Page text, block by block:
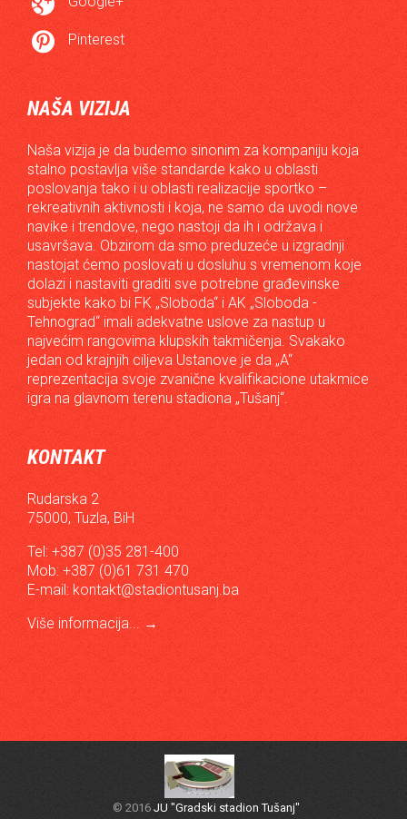
 Pinterest
NAŠA VIZIJA
Naša vizija je da budemo sinonim za kompaniju koja
stalno postavlja više standarde kako u oblasti
poslovanja tako i u oblasti realizacije sportko –
rekreativnih aktivnosti i koja, ne samo da uvodi nove
navike i trendove, nego nastoji da ih i održava i
usavršava. Obzirom da smo preduzeće u izgradnji
nastojat ćemo poslovati u dosluhu s vremenom koje
dolazi i nastaviti graditi sve potrebne građevinske
subjekte kako bi FK „Sloboda“ i AK „Sloboda -
Tehnograd“ imali adekvatne uslove za nastup u
najvećim rangovima klupskih takmičenja. Svakako
jedan od krajnjih ciljeva Ustanove je da „A“
reprezentacija svoje zvanične kvalifikacione utakmice
igra na glavnom terenu stadiona „Tušanj“.
KONTAKT
Rudarska 2
75000, Tuzla, BiH
Tel: +387 (0)35 281-400
Mob: +387 (0)61 731 470
E-mail: kontakt@stadiontusanj.ba
Više informacija...
→
© 2016 JU "Gradski stadion Tušanj"